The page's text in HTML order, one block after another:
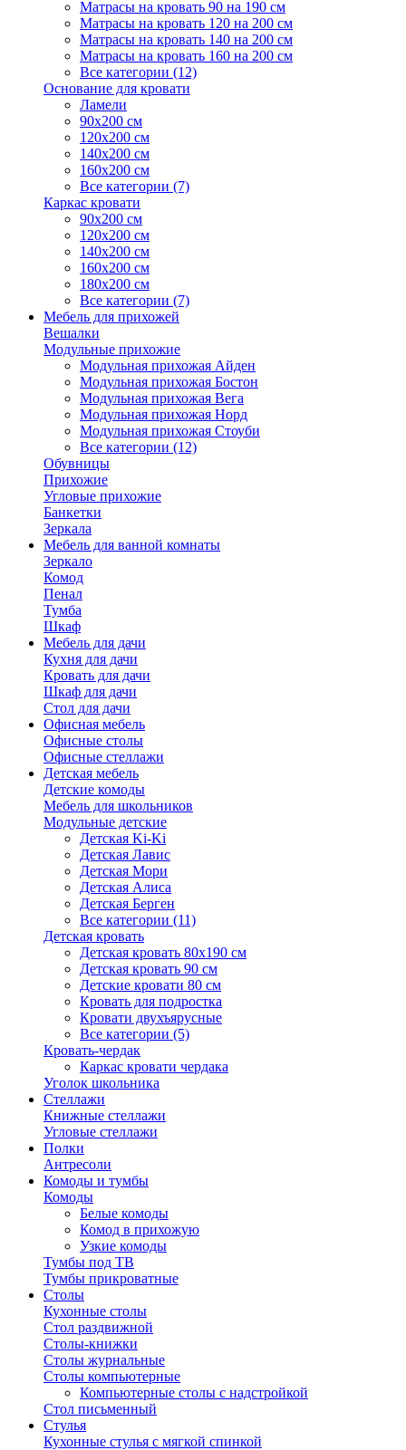
Матрасы на кровать 90 на 190 см
Матрасы на кровать 120 на 200 см
Матрасы на кровать 140 на 200 см
Матрасы на кровать 160 на 200 см
Все категории (12)
Основание для кровати
Ламели
90х200 см
120х200 см
140х200 см
160х200 см
Все категории (7)
Каркас кровати
90х200 см
120х200 см
140х200 см
160х200 см
180х200 см
Все категории (7)
Мебель для прихожей
Вешалки
Модульные прихожие
Модульная прихожая Айден
Модульная прихожая Бостон
Модульная прихожая Вега
Модульная прихожая Норд
Модульная прихожая Стоуби
Все категории (12)
Обувницы
Прихожие
Угловые прихожие
Банкетки
Зеркала
Мебель для ванной комнаты
Зеркало
Комод
Пенал
Тумба
Шкаф
Мебель для дачи
Кухня для дачи
Кровать для дачи
Шкаф для дачи
Стол для дачи
Офисная мебель
Офисные столы
Офисные стеллажи
Детская мебель
Детские комоды
Мебель для школьников
Модульные детские
Детская Ki-Ki
Детская Лавис
Детская Мори
Детская Алиса
Детская Берген
Все категории (11)
Детская кровать
Детская кровать 80х190 см
Детская кровать 90 см
Детские кровати 80 см
Кровать для подростка
Кровати двухъярусные
Все категории (5)
Кровать-чердак
Каркас кровати чердака
Уголок школьника
Стеллажи
Книжные стеллажи
Угловые стеллажи
Полки
Антресоли
Комоды и тумбы
Комоды
Белые комоды
Комод в прихожую
Узкие комоды
Тумбы под ТВ
Тумбы прикроватные
Столы
Кухонные столы
Стол раздвижной
Столы-книжки
Столы журнальные
Столы компьютерные
Компьютерные столы с надстройкой
Стол письменный
Стулья
Кухонные стулья с мягкой спинкой